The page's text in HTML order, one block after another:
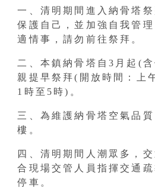
一、清明期間進入納骨塔
保護自己，並加強自我管
適情事，請勿前往祭拜。
二、本鎮納骨塔自3月起(
親提早祭拜(開放時間：上
1時至5時)。
三、為維護納骨塔空氣品
樓。
四、清明期間人潮眾多，
合現場交管人員指揮交通
停車。